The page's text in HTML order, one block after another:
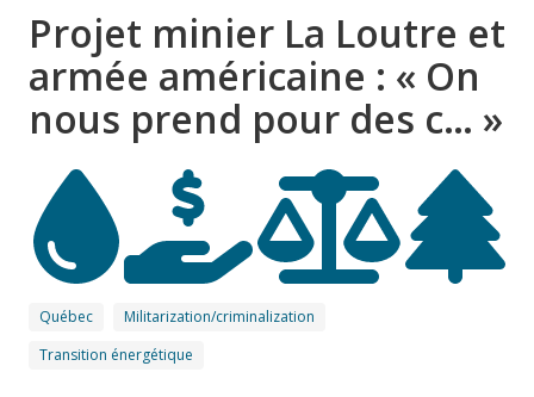
Projet minier La Loutre et
armée américaine : « On
nous prend pour des c… »
Québec
Militarization/criminalization
Transition énergétique